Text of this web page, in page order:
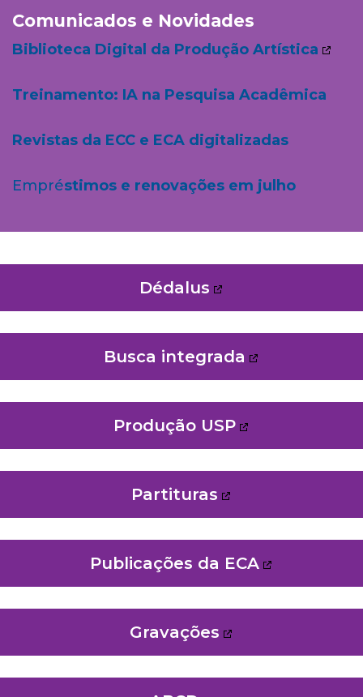
Comunicados e Novidades
Biblioteca Digital da Produção Artística
Treinamento: IA na Pesquisa Acadêmica
Revistas da ECC e ECA digitalizadas
Empréstimos e renovações em julho
Dédalus
Busca integrada
Produção USP
Partituras
Publicações da ECA
Gravações